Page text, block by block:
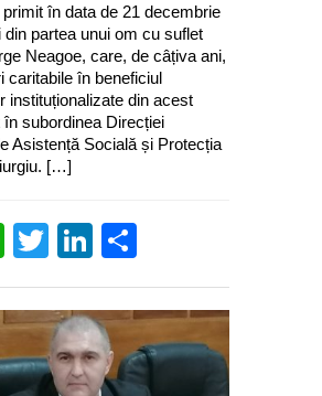
în data de 21 decembrie
din partea unui om cu suflet
Neagoe, care, de câțiva ani,
caritabile în beneficiul
instituționalizate din acest
în subordinea Direcției
Asistență Socială și Protecția
[…]
WhatsApp
TwitterLinkedIn